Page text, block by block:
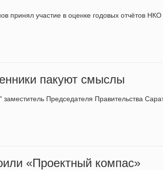
принял участие в оценке годовых отчётов НКО
пакуют смыслы
Председателя Правительства
«Проектный компас»